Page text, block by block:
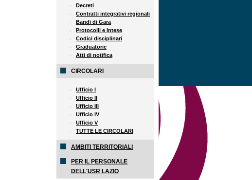
Decreti
Contratti integrativi regionali
Bandi di Gara
Protocolli e intese
Codici disciplinari
Graduatorie
Atti di notifica
CIRCOLARI
Ufficio I
Ufficio II
Ufficio III
Ufficio IV
Ufficio V
TUTTE LE CIRCOLARI
AMBITI TERRITORIALI
PER IL PERSONALE
DELL'USR LAZIO